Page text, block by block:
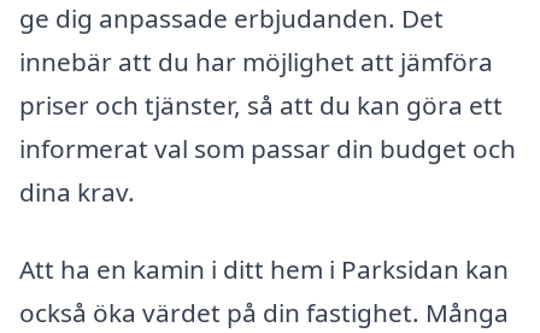
ge dig anpassade erbjudanden. Det
innebär att du har möjlighet att jämföra
priser och tjänster, så att du kan göra ett
informerat val som passar din budget och
dina krav.
Att ha en kamin i ditt hem i Parksidan kan
också öka värdet på din fastighet. Många